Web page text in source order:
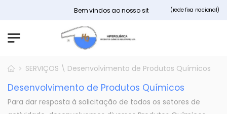
Bem vindos ao nosso site Hiperquimica.pt
(rede fixa nacional)
SERVIÇOS \ Desenvolvimento de Produtos Químicos
Desenvolvimento de Produtos Químicos
Para dar resposta à solicitação de todos os setores de